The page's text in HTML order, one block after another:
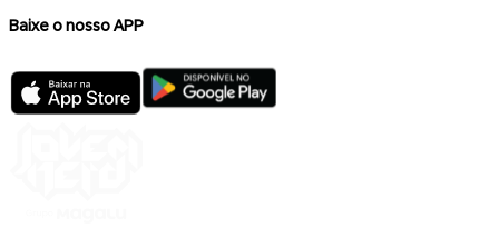
Baixe o nosso APP